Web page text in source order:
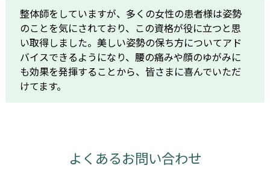
整体師をしていますが、多くの女性の患者様は姿勢
のことを気にされており、この資格が役に立つと思
い取得しました。美しい姿勢の保ち方についてアド
バイスできるようになり、腰の痛みや顔のゆがみに
も効果を発揮することから、皆さまに喜んでいただ
けてます。
よくあるお問い合わせ